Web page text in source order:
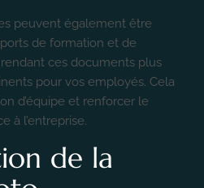
peuvent également être
de formation et de
ces documents plus
pour vos employés. Cela
d’équipe et renforcer le
à l’entreprise.
de la